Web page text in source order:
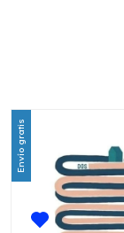
Envío gratis